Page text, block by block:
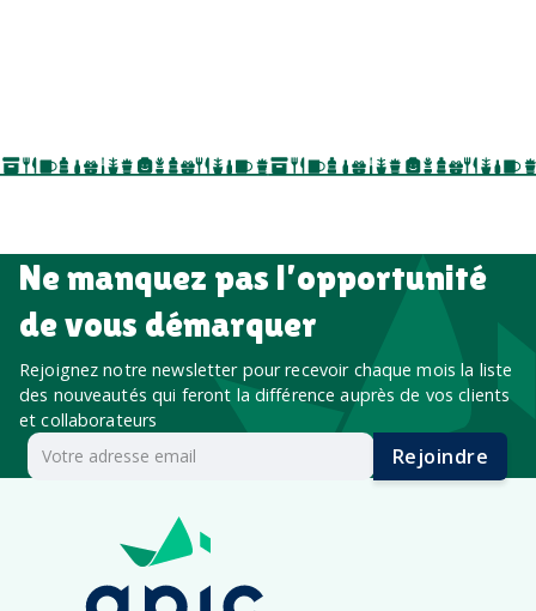
salon professionnel
Ne manquez pas l’opportunité
de vous démarquer
Rejoignez notre newsletter pour recevoir chaque mois la liste
des nouveautés qui feront la différence auprès de vos clients
et collaborateurs
Rejoindre